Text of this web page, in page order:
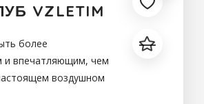
VZLETIM
более
и впечатляющим, чем
воздушном